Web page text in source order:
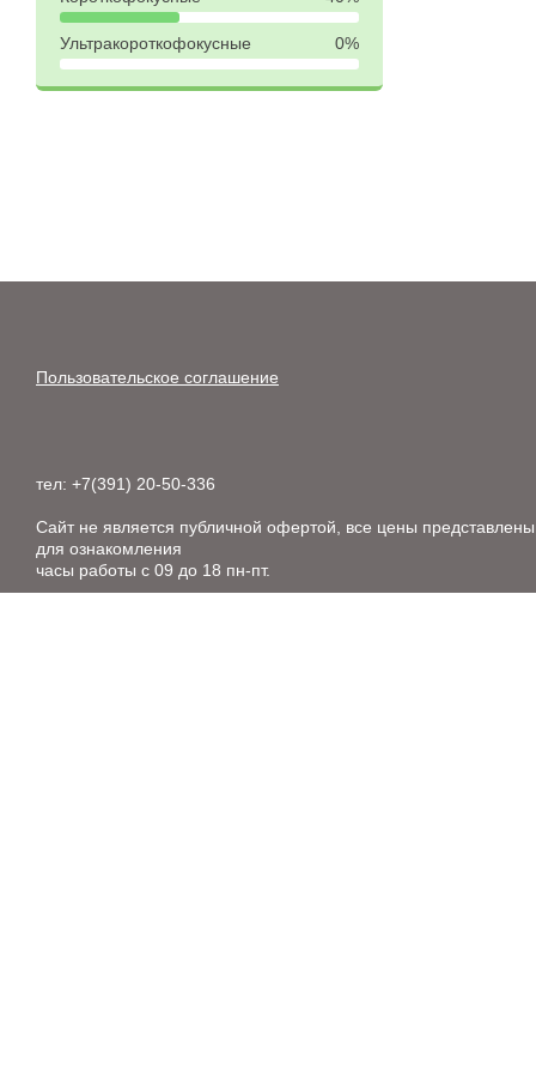
Ультракороткофокусные 0%
Пользовательское соглашение
тел: +7(391) 20-50-336
Сайт не является публичной офертой, все цены представлены
для ознакомления
часы работы с 09 до 18 пн-пт.